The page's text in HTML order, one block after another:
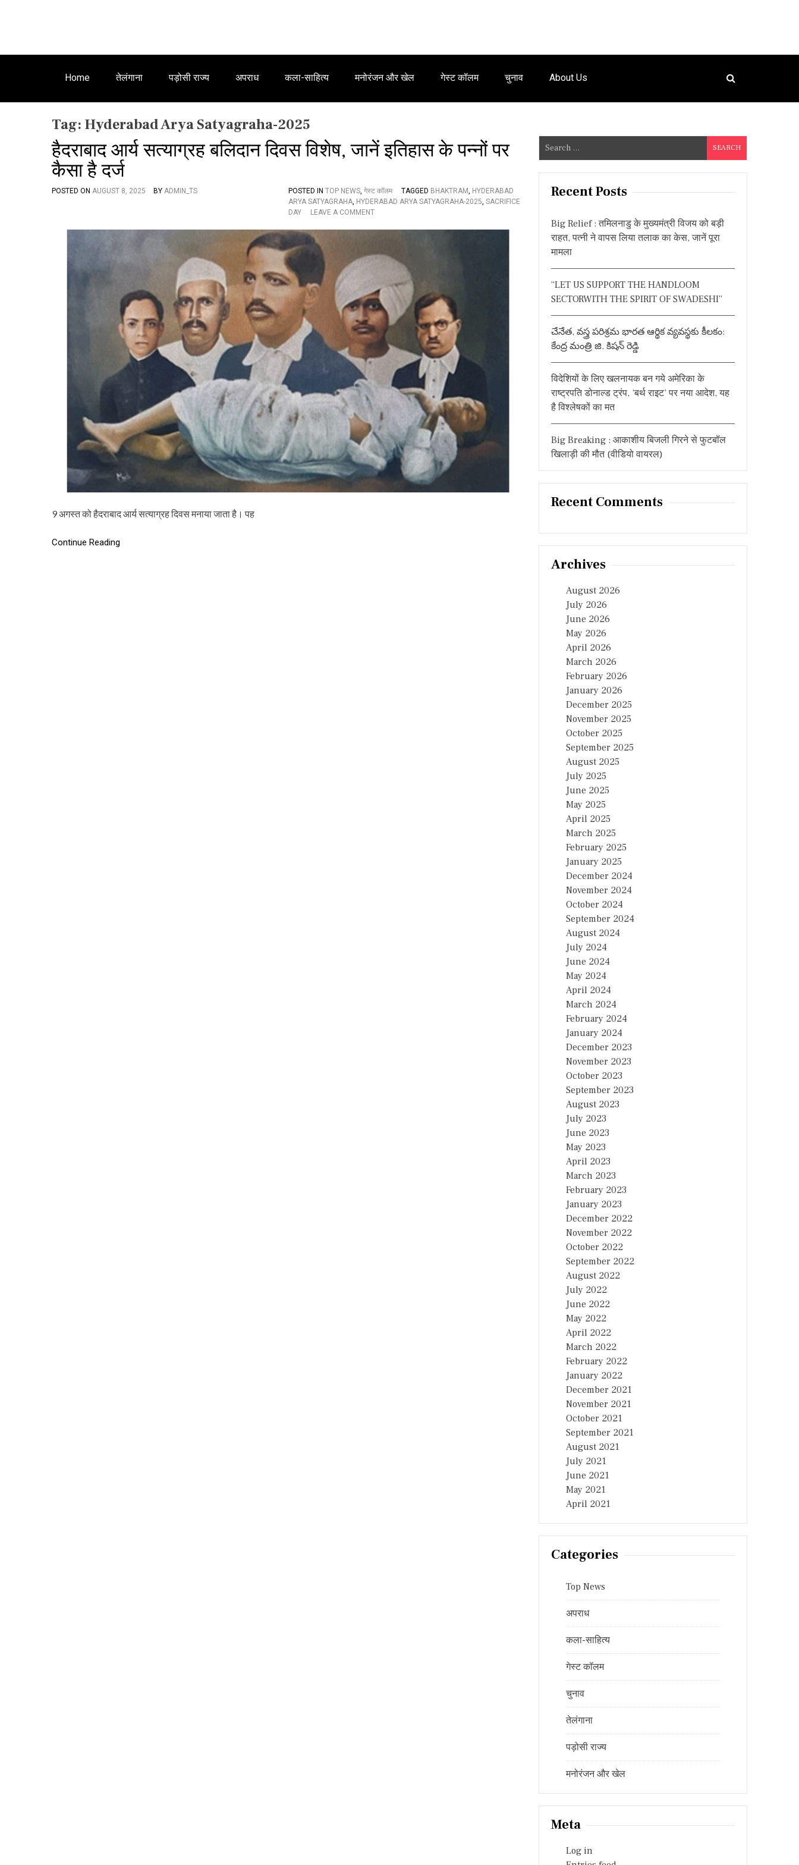
Home तेलंगाना पड़ोसी राज्य अपराध कला-साहित्य मनोरंजन और खेल गेस्ट कॉलम चुनाव About Us
Tag: Hyderabad Arya Satyagraha-2025
हैदराबाद आर्य सत्याग्रह बलिदान दिवस विशेष, जानें इतिहास के पन्नों पर
कैसा है दर्ज
POSTED ON AUGUST 8, 2025 BY ADMIN_TS POSTED IN TOP NEWS, गेस्ट कॉलम TAGGED BHAKTRAM, HYDERABAD
ARYA SATYAGRAHA, HYDERABAD ARYA SATYAGRAHA-2025, SACRIFICE
DAY
LEAVE A COMMENTO
रा
आ
र्य
स
त्या
ग्र
ह
ब
न
व
वि
शे
ष
,
जा
नें
9 अगस्त को हैदराबाद आर्य सत्याग्रह दिवस मनाया जाता है। पह
Continue Reading
e
a
Recent Posts
Big Relief : तमिलनाडु के मुख्यमंत्री विजय को बड़ी
राहत, पत्नी ने वापस लिया तलाक का केस, जानें पूरा
मामला
“LET US SUPPORT THE HANDLOOM
SECTORWITH THE SPIRIT OF SWADESHI”
చేనేత, వస్త్ర పరిశ్రమ భారత ఆర్థిక వ్యవస్థకు కీలకం:
కేంద్ర మంత్రి జి. కిషన్ రెడ్డి
विदेशियों के लिए खलनायक बन गये अमेरिका के
राष्ट्रपति डोनाल्ड ट्रंप, ‘बर्थ राइट’ पर नया आदेश, यह
है विश्लेषकों का मत
Big Breaking : आकाशीय बिजली गिरने से फुटबॉल
खिलाड़ी की मौत (वीडियो वायरल)
Recent Comments
Archives
August 2026
July 2026
June 2026
May 2026
April 2026
March 2026
February 2026
January 2026
December 2025
November 2025
October 2025
September 2025
August 2025
July 2025
June 2025
May 2025
April 2025
March 2025
February 2025
January 2025
December 2024
November 2024
October 2024
September 2024
August 2024
July 2024
June 2024
May 2024
April 2024
March 2024
February 2024
January 2024
December 2023
November 2023
October 2023
September 2023
August 2023
July 2023
June 2023
May 2023
April 2023
March 2023
February 2023
January 2023
December 2022
November 2022
October 2022
September 2022
August 2022
July 2022
June 2022
May 2022
April 2022
March 2022
February 2022
January 2022
December 2021
November 2021
October 2021
September 2021
August 2021
July 2021
June 2021
May 2021
April 2021
Categories
Top News
अपराध
कला-साहित्य
गेस्ट कॉलम
चुनाव
तेलंगाना
पड़ोसी राज्य
मनोरंजन और खेल
Meta
Log in